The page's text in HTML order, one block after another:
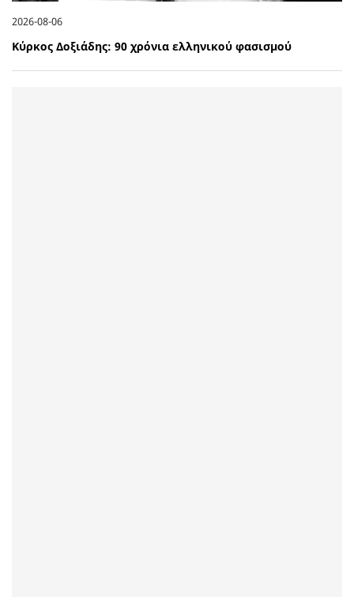
2026-08-06
Κύρκος Δοξιάδης: 90 χρόνια ελληνικού φασισμού